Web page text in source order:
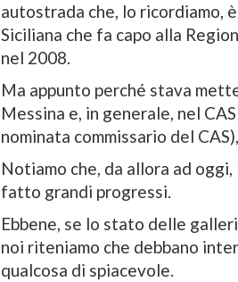
autostrada che, lo ricordiamo,
Siciliana che fa capo alla
nel 2008.
Ma appunto perché stava
Messina e, in generale, nel
nominata commissario del
Notiamo che, da allora ad
fatto grandi progressi.
Ebbene, se lo stato delle
noi riteniamo che debbano
qualcosa di spiacevole.